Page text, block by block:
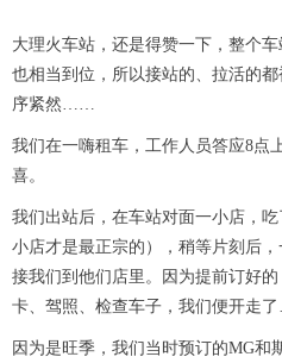
大理火车站，还是得赞一下，整个
也相当到位，所以接站的、拉活的
序紧然……
我们在一嗨租车，工作人员答应8点
喜。
我们出站后，在车站对面一小店，
小店才是最正宗的），稍等片刻后
接我们到他们店里。因为提前订好
卡、驾照、检查车子，我们便开走
因为是旺季，我们当时预订的MG和